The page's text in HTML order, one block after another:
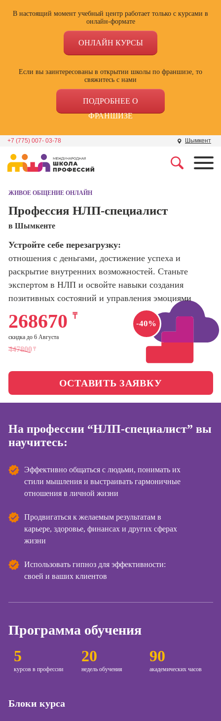
В настоящий момент учебный центр работает только с курсами в
онлайн-формате
ОНЛАЙН КУРСЫ
Если вы заинтересованы в открытии школы по франшизе, то
свяжитесь с нами
ПОДРОБНЕЕ О
ФРАНШИЗЕ
+7 (775) 007- 03-78 Шымкент
Школа дизайна
программирования
Школа психологии
Школа актерского
Школа бизнеса и
управления
Фотошкола
Школа медиа
Онлайн-обучение
поисковой
сайтов)
Профессия
Интернет-
Профессия
Менеджер по
маркетингу в
социальных
менеджер)
Профессия
копирайтинга
Курсы по
Курсы по
поисковой
продвижение
и продвижения
Курсы
ЖИВОЕ ОБЩЕНИЕ ОНЛАЙН
Профессия НЛП-специалист
в Шымкенте
Устройте себе перезагрузку:
отношения с деньгами, достижение успеха и
раскрытие внутренних возможностей. Станьте
экспертом в НЛП и освойте навыки создания
позитивных состояний и управления эмоциями
-40%
447800 ₸
268670 ₸
скидка до 6 Августа
ОСТАВИТЬ ЗАЯВКУ
На профессии “НЛП-специалист” вы
научитесь:
Эффективно общаться с людьми, понимать их
стили мышления и выстраивать гармоничные
отношения в личной жизни
Продвигаться к желаемым результатам в
карьере, здоровье, финансах и других сферах
жизни
Использовать гипноз для эффективности:
своей и ваших клиентов
5
курсов в профессии
20
недель обучения
90
академических часов
Программа обучения
Блоки курса